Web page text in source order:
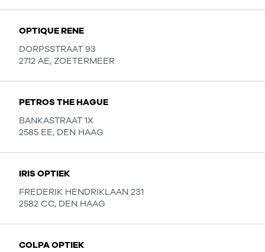
OPTIQUE RENE
DORPSSTRAAT 93
2712 AE, ZOETERMEER
PETROS THE HAGUE
BANKASTRAAT 1X
2585 EE, DEN HAAG
IRIS OPTIEK
FREDERIK HENDRIKLAAN 231
2582 CC, DEN HAAG
COLPA OPTIEK